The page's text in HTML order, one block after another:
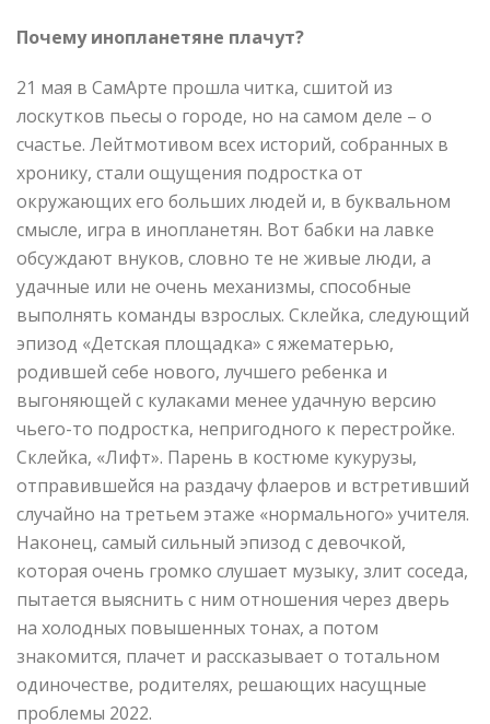
Почему инопланетяне плачут?
21 мая в СамАрте прошла читка, сшитой из
лоскутков пьесы о городе, но на самом деле – о
счастье. Лейтмотивом всех историй, собранных в
хронику, стали ощущения подростка от
окружающих его больших людей и, в буквальном
смысле, игра в инопланетян. Вот бабки на лавке
обсуждают внуков, словно те не живые люди, а
удачные или не очень механизмы, способные
выполнять команды взрослых. Склейка, следующий
эпизод «Детская площадка» с яжематерью,
родившей себе нового, лучшего ребенка и
выгоняющей с кулаками менее удачную версию
чьего-то подростка, непригодного к перестройке.
Склейка, «Лифт». Парень в костюме кукурузы,
отправившейся на раздачу флаеров и встретивший
случайно на третьем этаже «нормального» учителя.
Наконец, самый сильный эпизод с девочкой,
которая очень громко слушает музыку, злит соседа,
пытается выяснить с ним отношения через дверь
на холодных повышенных тонах, а потом
знакомится, плачет и рассказывает о тотальном
одиночестве, родителях, решающих насущные
проблемы 2022.